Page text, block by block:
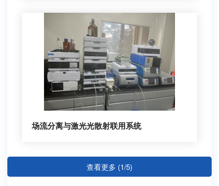
场流分离与激光光散射联用系统
查看更多 (1/5)